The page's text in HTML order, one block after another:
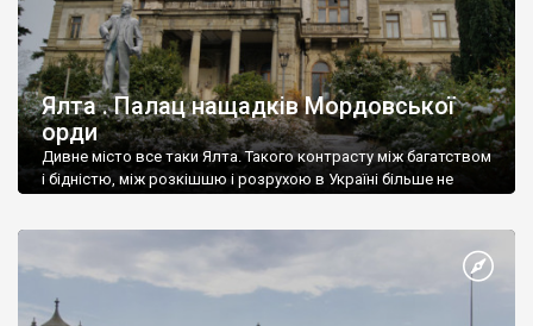
Ялта . Палац нащадків Мордовської
орди
Дивне місто все таки Ялта. Такого контрасту між багатством
і бідністю, між розкішшю і розрухою в Україні більше не